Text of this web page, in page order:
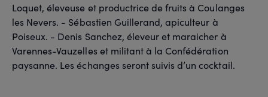
Loquet, éleveuse et productrice de fruits à Coulanges
les Nevers. - Sébastien Guillerand, apiculteur à
Poiseux. - Denis Sanchez, éleveur et maraicher à
Varennes-Vauzelles et militant à la Confédération
paysanne. Les échanges seront suivis d’un cocktail.